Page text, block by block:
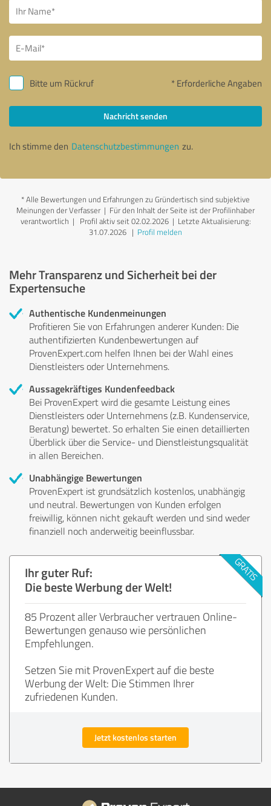
Bitte um Rückruf * Erforderliche Angaben
Nachricht senden
Ich stimme den Datenschutzbestimmungen zu.
*Alle Bewertungen und Erfahrungen zu Gründertisch sind subjektive
Meinungen der Verfasser | Für den Inhalt der Seite ist der Profilinhaber
verantwortlich | Profil aktiv seit 02.02.2026 | Letzte Aktualisierung:
31.07.2026 | Profil melden
Mehr Transparenz und Sicherheit bei der
Expertensuche
Authentische Kundenmeinungen
Profitieren Sie von Erfahrungen anderer Kunden: Die
authentifizierten Kundenbewertungen auf
ProvenExpert.com helfen Ihnen bei der Wahl eines
Dienstleisters oder Unternehmens.
Aussagekräftiges Kundenfeedback
Bei ProvenExpert wird die gesamte Leistung eines
Dienstleisters oder Unternehmens (z.B. Kundenservice,
Beratung) bewertet. So erhalten Sie einen detaillierten
Überblick über die Service- und Dienstleistungsqualität
in allen Bereichen.
Unabhängige Bewertungen
ProvenExpert ist grundsätzlich kostenlos, unabhängig
und neutral. Bewertungen von Kunden erfolgen
freiwillig, können nicht gekauft werden und sind weder
finanziell noch anderweitig beeinflussbar.
Ihr guter Ruf:
Die beste Werbung der Welt!
85 Prozent aller Verbraucher vertrauen Online-
Bewertungen genauso wie persönlichen
Empfehlungen.
Setzen Sie mit ProvenExpert auf die beste
Werbung der Welt: Die Stimmen Ihrer
zufriedenen Kunden.
Jetzt kostenlos starten